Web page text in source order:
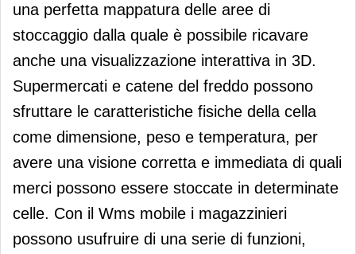
una perfetta mappatura delle aree di
stoccaggio dalla quale è possibile ricavare
anche una visualizzazione interattiva in 3D.
Supermercati e catene del freddo possono
sfruttare le caratteristiche fisiche della cella
come dimensione, peso e temperatura, per
avere una visione corretta e immediata di quali
merci possono essere stoccate in determinate
celle. Con il Wms mobile i magazzinieri
possono usufruire di una serie di funzioni,